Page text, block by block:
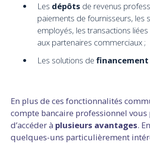
Les dépôts de revenus
paiements de fournisseurs, les
employés, les transactions
aux partenaires commerciaux ;
Les solutions definancement
En plus de ces fonctionnalités
compte bancaire professionnel
d’accéder à plusieurs avantages.
quelques-uns particulièrement